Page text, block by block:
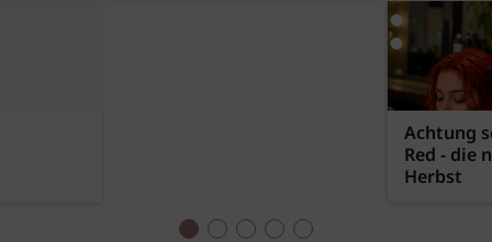
Achtung
Red - die
Herbst